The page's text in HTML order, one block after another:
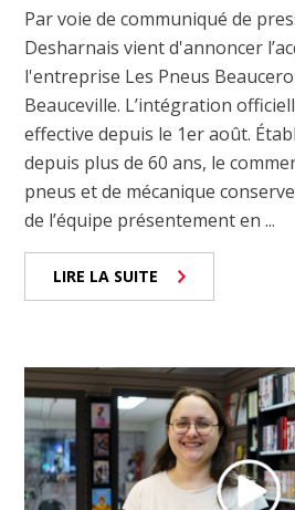
Par voie de communiqué de
Desharnais vient d'annoncer
l'entreprise Les Pneus
Beauceville. L’intégration
effective depuis le 1er août.
depuis plus de 60 ans, le
pneus et de mécanique
de l’équipe présentement en ...
LIRE LA SUITE